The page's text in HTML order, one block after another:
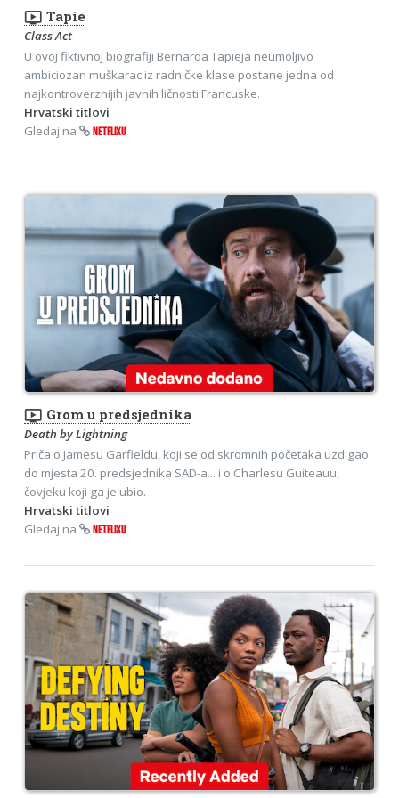
ondemand_video Tapie
Class Act
U ovoj fiktivnoj biografiji Bernarda Tapieja neumoljivo
ambiciozan muškarac iz radničke klase postane jedna od
najkontroverznijih javnih ličnosti Francuske.
Hrvatski titlovi
Gledaj na
NETFLIXU
ondemand_video Grom u predsjednika
Death by Lightning
Priča o Jamesu Garfieldu, koji se od skromnih početaka uzdigao
do mjesta 20. predsjednika SAD-a... i o Charlesu Guiteauu,
čovjeku koji ga je ubio.
Hrvatski titlovi
Gledaj na
NETFLIXU